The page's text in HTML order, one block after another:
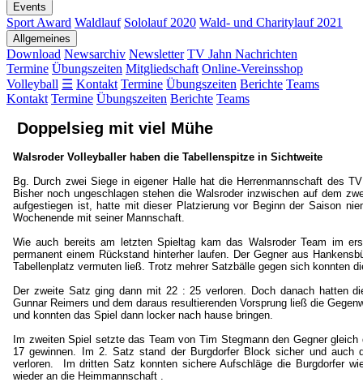
Events
Sport Award Waldlauf Sololauf 2020 Wald- und Charitylauf 2021
Allgemeines
Download Newsarchiv Newsletter TV Jahn Nachrichten
Termine Übungszeiten Mitgliedschaft Online-Vereinsshop
Volleyball ☰ Kontakt Termine Übungszeiten Berichte Teams
Kontakt Termine Übungszeiten Berichte Teams